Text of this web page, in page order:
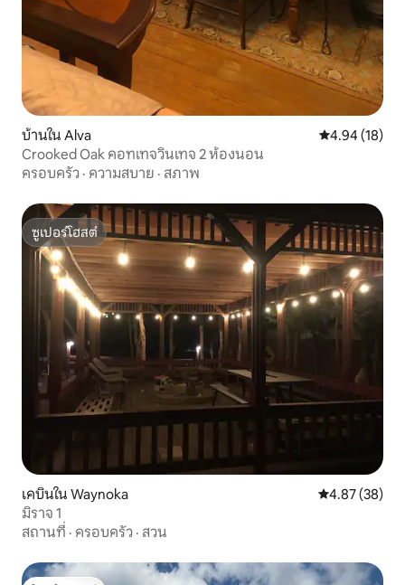
บ้านใน Alva คะแนนเฉลี่ย
4.94 (18)
Crooked Oak คอทเทจวินเทจ 2 ห้องนอน
ครอบครัว · ความสบาย · สภาพ
ซูเปอร์โฮสต์
ซูเปอร์โฮสต์
เคบินใน Waynoka คะแนนเฉลี่ย
4.87 (38)
มิราจ 1
สถานที่ · ครอบครัว · สวน